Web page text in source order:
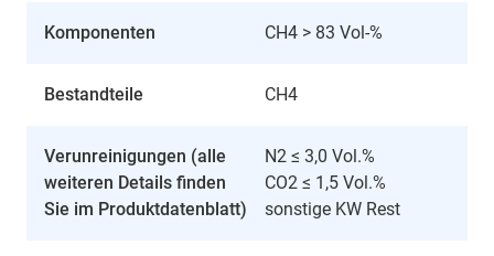
Komponenten CH4 > 83 Vol-%
Bestandteile CH4
Verunreinigungen (alle
weiteren Details finden
Sie im Produktdatenblatt)
N2 ≤ 3,0 Vol.%
CO2 ≤ 1,5 Vol.%
sonstige KW Rest